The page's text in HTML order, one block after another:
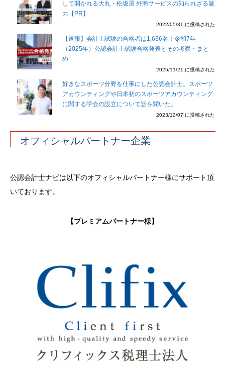
して開かれる大丸・松坂屋 外商サービスの知られざる魅
力【PR】
2022/05/31 に投稿された
【速報】会計士試験の合格者は1,636名！令和7年
（2025年）公認会計士試験合格発表とその考察・まと
め
2025/11/21 に投稿された
好きなスポーツ分野を仕事にした公認会計士。スポーツ
アカウンティングや日本初のスポーツアカウンティング
に関する学会の設立について話を聞いた。
2023/12/07 に投稿された
オフィシャルパートナー企業
公認会計士ナビは以下のオフィシャルパートナー様にサポート頂
いております。
【プレミアムパートナー様】